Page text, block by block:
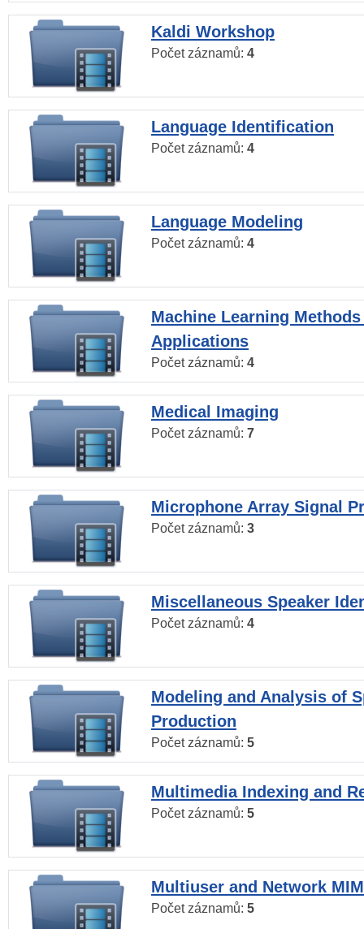
Kaldi Workshop
Počet záznamů: 4
Language Identification
Počet záznamů: 4
Language Modeling
Počet záznamů: 4
Machine Learning
Applications
Počet záznamů: 4
Medical Imaging
Počet záznamů: 7
Microphone Array Signal
Počet záznamů: 3
Miscellaneous Speaker
Počet záznamů: 4
Modeling and Analysis of
Production
Počet záznamů: 5
Multimedia Indexing and
Počet záznamů: 5
Multiuser and Network
Počet záznamů: 5